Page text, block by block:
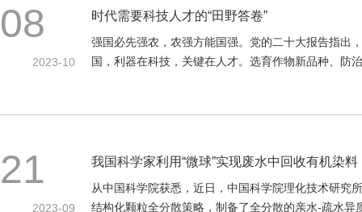
08
2023-10
时代需要科技人才的“田野答卷”
强国必先强农，农强方能国强。党的二十大报告指
国，利器在科技，关键在人才。选育作物新品种、
21
2023-09
我国科学家利用“微球”实现废水中回收有机染料
从中国科学院获悉，近日，中国科学院理化技术研究
结构化颗粒全分散策略，制备了全分散的亲水-疏水